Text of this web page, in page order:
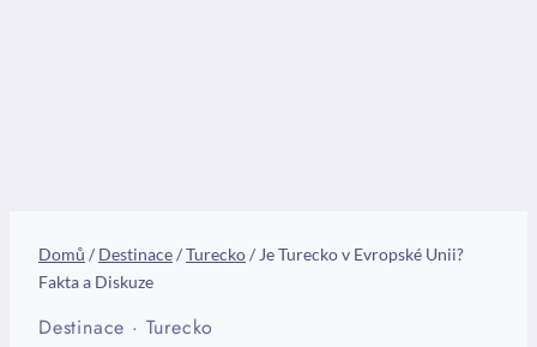
Domů / Destinace/Turecko/ Je Turecko v Evropské Unii?
Fakta a Diskuze
Destinace · Turecko